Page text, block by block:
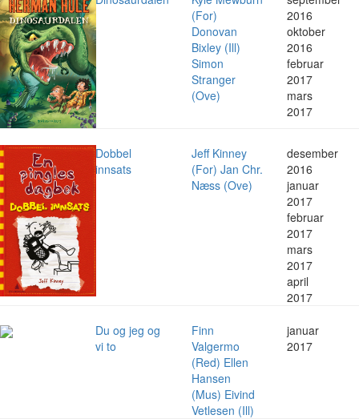
(For)
Donovan
Bixley (Ill)
Simon
Stranger
(Ove)
2016
oktober
2016
februar
2017
mars
2017
Dobbel
innsats
Jeff Kinney
(For) Jan Chr.
Næss (Ove)
desember
2016
januar
2017
februar
2017
mars
2017
april
2017
Du og jeg og
vi to
Finn
Valgermo
(Red) Ellen
Hansen
(Mus) Eivind
Vetlesen (Ill)
januar
2017